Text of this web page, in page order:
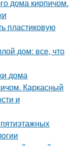
дома кирпичом.
пластиковую
дом: все, что
дома
Каркасный
и